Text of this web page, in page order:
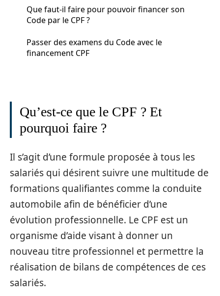
Que faut-il faire pour pouvoir financer son
Code par le CPF ?
Passer des examens du Code avec le
financement CPF
Qu’est-ce que le CPF ? Et
pourquoi faire ?
Il s’agit d’une formule proposée à tous les
salariés qui désirent suivre une multitude de
formations qualifiantes comme la conduite
automobile afin de bénéficier d’une
évolution professionnelle. Le CPF est un
organisme d’aide visant à donner un
nouveau titre professionnel et permettre la
réalisation de bilans de compétences de ces
salariés.